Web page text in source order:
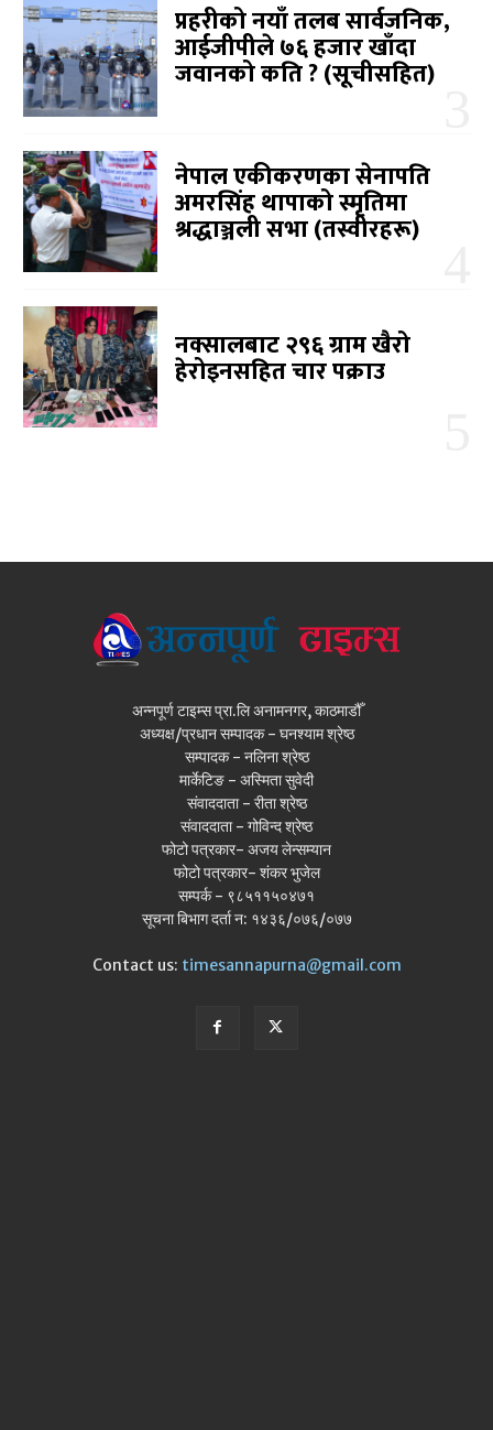
प्रहरीको नयाँ तलब सार्वजनिक,
आईजीपीले ७६ हजार खाँदा
जवानको कति ? (सूचीसहित)
नेपाल एकीकरणका सेनापति
अमरसिंह थापाको स्मृतिमा
श्रद्धाञ्जली सभा (तस्वीरहरू)
नक्सालबाट २९६ ग्राम खैरो
हेरोइनसहित चार पक्राउ
अन्नपूर्ण टाइम्स प्रा.लि अनामनगर, काठमाडौँ
अध्यक्ष/प्रधान सम्पादक - घनश्याम श्रेष्ठ
सम्पादक - नलिना श्रेष्ठ
मार्केटिङ - अस्मिता सुवेदी
संवाददाता - रीता श्रेष्ठ
संवाददाता - गोविन्द श्रेष्ठ
फोटो पत्रकार- अजय लेन्सम्यान
फोटो पत्रकार- शंकर भुजेल
सम्पर्क - ९८५११५०४७१
सूचना बिभाग दर्ता न: १४३६/०७६/०७७
Contact us: timesannapurna@gmail.com